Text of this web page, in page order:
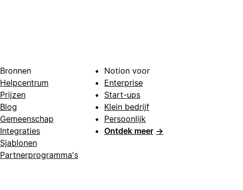
Bronnen
Helpcentrum
Prijzen
Blog
Gemeenschap
Integraties
Sjablonen
Partnerprogramma's
Notion voor
Enterprise
Start-ups
Klein bedrijf
Persoonlijk
Ontdek meer →